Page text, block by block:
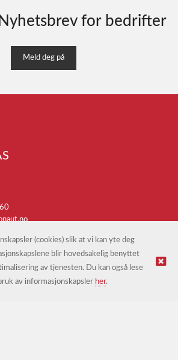
for bedrifter
Meld deg på
AS | Nettbutikk levert av Kréatif
(cookies) slik at vi kan yte deg
blir hovedsakelig benyttet
av tjenesten. Du kan også lese
av informasjonskapsler her.